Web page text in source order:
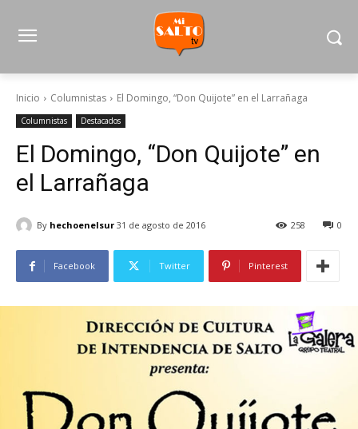
Inicio Columnistas El Domingo, “Don Quijote” en el Larrañaga
Columnistas Destacados
El Domingo, “Don Quijote” en
el Larrañaga
By hechoenelsur 31 de agosto de 2016 0
258
Facebook Twitter Pinterest